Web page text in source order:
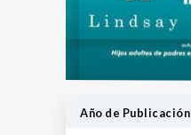
Año de Publicación